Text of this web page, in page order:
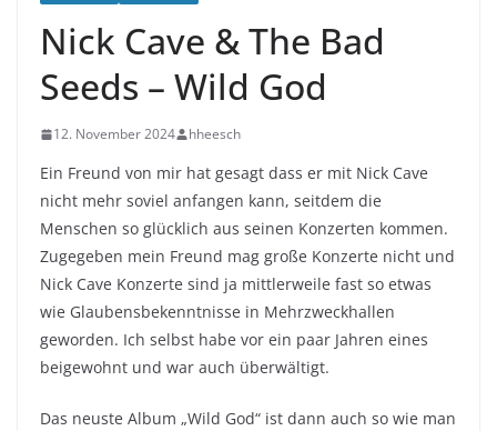
Nick Cave & The Bad
Seeds – Wild God
12. November 2024 hheesch
Ein Freund von mir hat gesagt dass er mit Nick Cave
nicht mehr soviel anfangen kann, seitdem die
Menschen so glücklich aus seinen Konzerten kommen.
Zugegeben mein Freund mag große Konzerte nicht und
Nick Cave Konzerte sind ja mittlerweile fast so etwas
wie Glaubensbekenntnisse in Mehrzweckhallen
geworden. Ich selbst habe vor ein paar Jahren eines
beigewohnt und war auch überwältigt.
Das neuste Album „Wild God“ ist dann auch so wie man